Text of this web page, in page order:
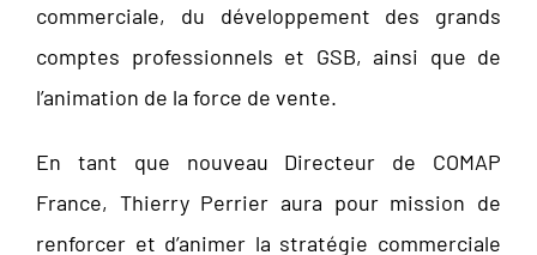
commerciale, du développement des grands
comptes professionnels et GSB, ainsi que de
l’animation de la force de vente.
En tant que nouveau Directeur de COMAP
France, Thierry Perrier aura pour mission de
renforcer et d’animer la stratégie commerciale